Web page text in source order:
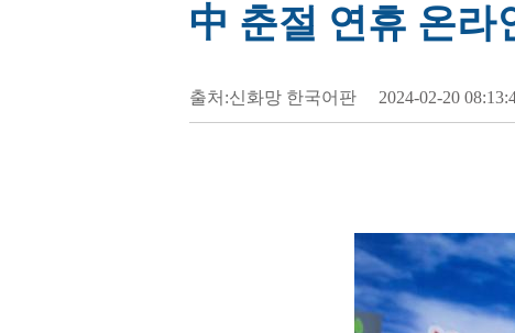
中 춘절 연휴 온라
출처:신화망 한국어판 2024-02-20